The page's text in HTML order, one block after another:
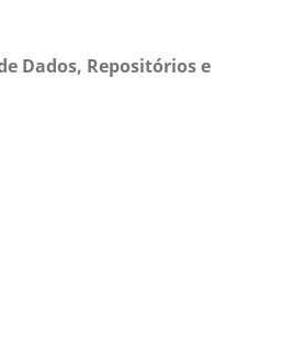
Dados, Repositórios e